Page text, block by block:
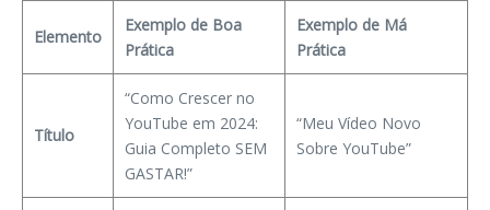
Elemento
Exemplo de Boa
Prática
Exemplo de Má
Prática
Título
“Como Crescer no
YouTube em 2024:
Guia Completo SEM
GASTAR!”
“Meu Vídeo Novo
Sobre YouTube”